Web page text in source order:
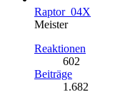
Raptor_04X
Meister
Reaktionen
602
Beiträge
1.682